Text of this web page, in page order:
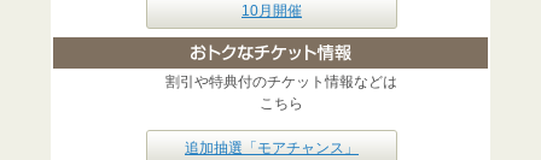
10月開催
割引や特典付のチケット情報などは
こちら
追加抽選「モアチャンス」